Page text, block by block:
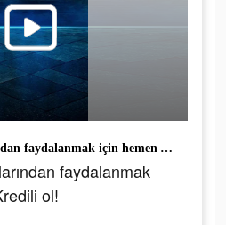
Aracım+ ayrıcalıklarından faydalanmak için hemen Yapı Kredili ol!
faydalanmak
ol!